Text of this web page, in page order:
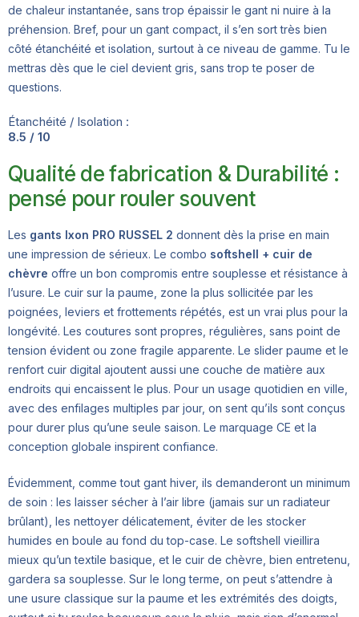
de chaleur instantanée, sans trop épaissir le gant ni nuire à la
préhension. Bref, pour un gant compact, il s’en sort très bien
côté étanchéité et isolation, surtout à ce niveau de gamme. Tu le
mettras dès que le ciel devient gris, sans trop te poser de
questions.
Étanchéité / Isolation :
8.5 / 10
Qualité de fabrication & Durabilité :
pensé pour rouler souvent
Les gants Ixon PRO RUSSEL 2 donnent dès la prise en main
une impression de sérieux. Le combo softshell + cuir de
chèvre offre un bon compromis entre souplesse et résistance à
l’usure. Le cuir sur la paume, zone la plus sollicitée par les
poignées, leviers et frottements répétés, est un vrai plus pour la
longévité. Les coutures sont propres, régulières, sans point de
tension évident ou zone fragile apparente. Le slider paume et le
renfort cuir digital ajoutent aussi une couche de matière aux
endroits qui encaissent le plus. Pour un usage quotidien en ville,
avec des enfilages multiples par jour, on sent qu’ils sont conçus
pour durer plus qu’une seule saison. Le marquage CE et la
conception globale inspirent confiance.
Évidemment, comme tout gant hiver, ils demanderont un minimum
de soin : les laisser sécher à l’air libre (jamais sur un radiateur
brûlant), les nettoyer délicatement, éviter de les stocker
humides en boule au fond du top-case. Le softshell vieillira
mieux qu’un textile basique, et le cuir de chèvre, bien entretenu,
gardera sa souplesse. Sur le long terme, on peut s’attendre à
une usure classique sur la paume et les extrémités des doigts,